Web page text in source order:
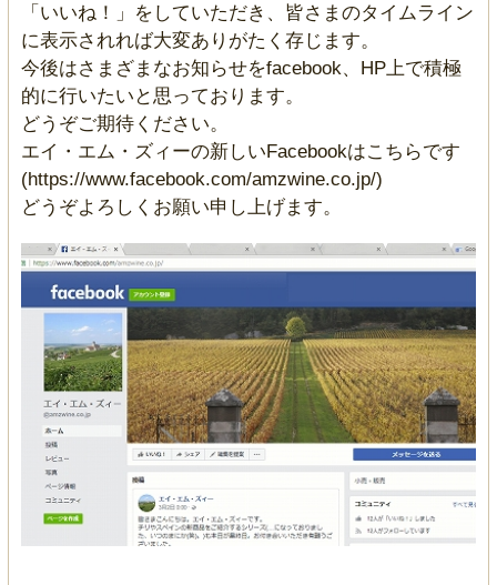
「いいね！」をしていただき、皆さまのタイムライン
に表示されれば大変ありがたく存じます。
今後はさまざまなお知らせをfacebook、HP上で積極
的に行いたいと思っております。
どうぞご期待ください。
エイ・エム・ズィーの新しいFacebookはこちらです
(https://www.facebook.com/amzwine.co.jp/)
どうぞよろしくお願い申し上げます。